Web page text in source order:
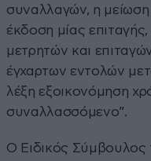
συναλλαγών, η
έκδοση μίας
μετρητών και
έγχαρτων εντολών
λέξη εξοικονόμηση
συναλλασσόμενο”.
Ο Ειδικός Σύμβουλος